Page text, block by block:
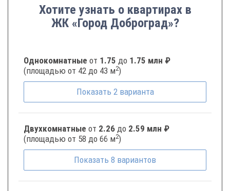
Хотите узнать о квартирах в
ЖК «Город Доброград»?
Однокомнатные от 1.75 до 1.75 млн ₽
(площадью от 42 до 43 м2)
Показать 2 варианта
Двухкомнатные от 2.26 до 2.59 млн ₽
(площадью от 58 до 66 м2)
Показать 8 вариантов